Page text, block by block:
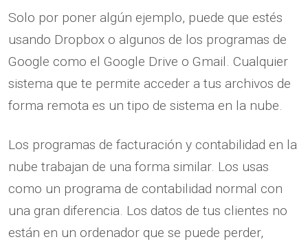
Solo por poner algún ejemplo, puede que estés
usando Dropbox o algunos de los programas de
Google como el Google Drive o Gmail. Cualquier
sistema que te permite acceder a tus archivos de
forma remota es un tipo de sistema en la nube.
Los programas de facturación y contabilidad en la
nube trabajan de una forma similar. Los usas
como un programa de contabilidad normal con
una gran diferencia. Los datos de tus clientes no
están en un ordenador que se puede perder,